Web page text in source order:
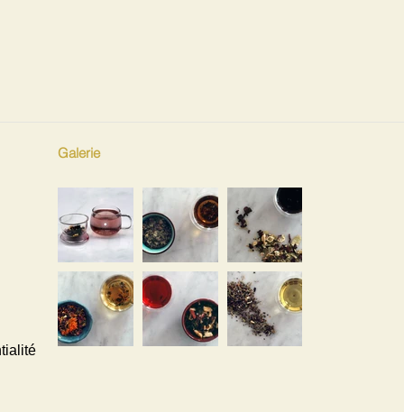
Galerie